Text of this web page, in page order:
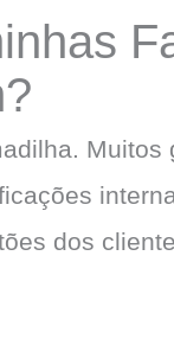
Muitos
dos